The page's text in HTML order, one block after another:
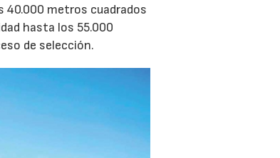
40.000 metros cuadrados
hasta los 55.000
de selección.